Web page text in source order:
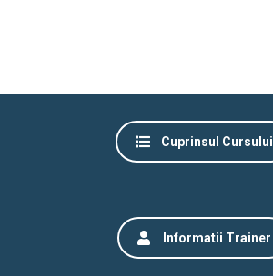
Cuprinsul Cursului
Informatii Trainer